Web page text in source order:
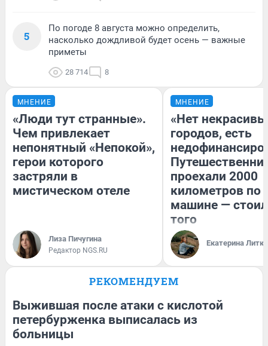
5
По погоде 8 августа можно определить,
насколько дождливой будет осень — важные
приметы
28 714 8
МНЕНИЕ
«Люди тут странные».
Чем привлекает
непонятный «Непокой»,
герои которого
застряли в
мистическом отеле
Лиза Пичугина
Редактор NGS.RU
МНЕНИЕ
«Нет
городов, есть
проехали 2000
километров по
машине —
того
Екатерина
РЕКОМЕНДУЕМ
Выжившая после атаки с кислотой
петербурженка выписалась из
больницы